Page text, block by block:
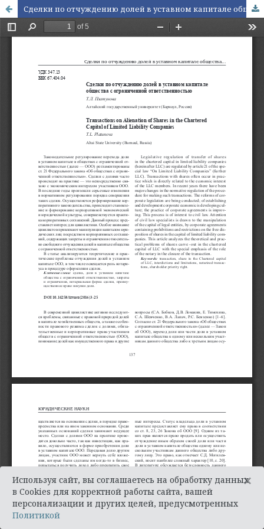
Сделки по отчуждению долей в уставном капитале общества с ограниченной ответственностью
Используя сайт, вы соглашаетесь на обработку данных
в Cookies для корректной работы сайта, вашей
персонализации и других целей, предусмотренных
Политикой
×